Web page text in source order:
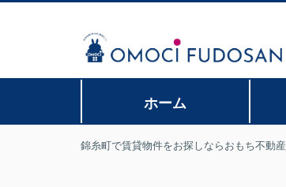
ホーム
錦糸町で賃貸物件をお探しならおもち不動産